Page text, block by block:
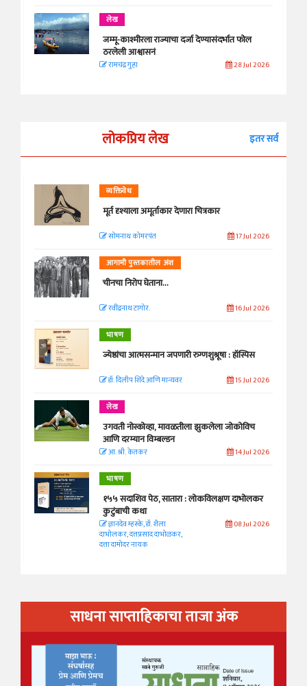
लेख
जम्मू-काश्मीरला राज्याचा दर्जा देण्यासंदर्भात फोल
ठरलेली आश्वासनं
रामचंद्र गुहा 28 Jul 2026
लोकप्रिय लेख इतर सर्व
व्यक्तिवेध
मूर्त दृश्याला अमूर्ताकार देणारा चित्रकार
सोमनाथ कोमरपंत 17 Jul 2026
आगामी पुस्तकातील अंश
चीनचा निरोप घेताना...
रवींद्रनाथ टागोर. 16 Jul 2026
भाषण
ज्येष्ठांचा आत्मसन्मान जपणारी रुग्णशुश्रूषा : हॉस्पिस
डॉ. दिलीप शिंदे आणि मान्यवर 15 Jul 2026
लेख
उगवती नोस्कोव्हा, मावळतीला झुकलेला जोकोविच
आणि दरम्यान विम्बल्डन
आ. श्री. केतकर 14 Jul 2026
भाषण
१५५ सदाशिव पेठ, सातारा : लोकविलक्षण दाभोलकर
कुटुंबाची कथा
ज्ञानदेव म्हस्के, डॉ. शैला
दाभोलकर, दत्तप्रसाद दाभोळकर,
दत्ता दामोदर नायक
08 Jul 2026
साधना साप्ताहिकाचा ताजा अंक